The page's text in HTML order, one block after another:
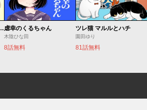
ポイント』を付与できるし、俺の意思でいつでも効果を解除できるけど、残った人たち大丈夫？～虐幸のくるちゃん
木陰ひな田
8話無料
ツレ猫 マルルとハチ
園田ゆり
81話無料